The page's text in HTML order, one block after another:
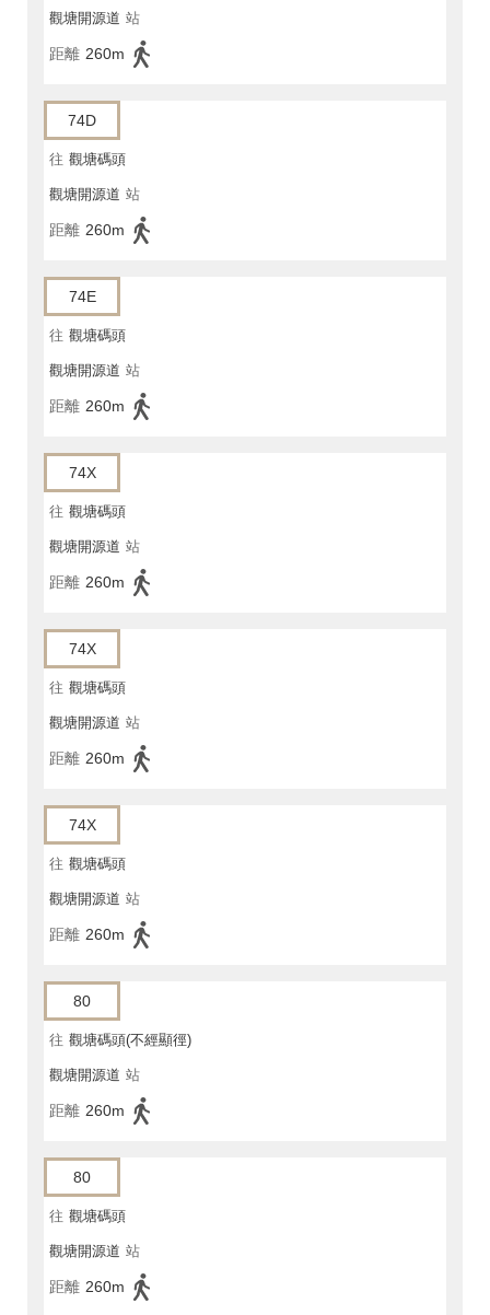
觀塘開源道 站
距離 260m
74D
往 觀塘碼頭
觀塘開源道 站
距離 260m
74E
往 觀塘碼頭
觀塘開源道 站
距離 260m
74X
往 觀塘碼頭
觀塘開源道 站
距離 260m
74X
往 觀塘碼頭
觀塘開源道 站
距離 260m
74X
往 觀塘碼頭
觀塘開源道 站
距離 260m
80
往 觀塘碼頭(不經顯徑)
觀塘開源道 站
距離 260m
80
往 觀塘碼頭
觀塘開源道 站
距離 260m